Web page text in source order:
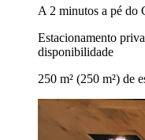
A 2 minutos a pé do
Estacionamento
disponibilidade
250 m² (250 m²) de